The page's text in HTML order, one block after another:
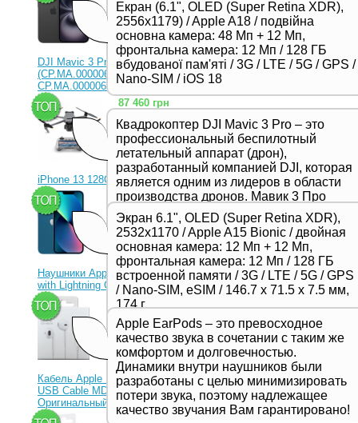
Екран (6.1", OLED (Super Retina XDR),
2556x1179) / Apple A18 / подвійна
основна камера: 48 Мп + 12 Мп,
фронтальна камера: 12 Мп / 128 ГБ
вбудованої пам'яті / 3G / LTE / 5G / GPS /
Nano-SIM / iOS 18
DJI Mavic 3 Pro (RC)
(CP.MA.00000654.01,
CP.MA.00000656.01)
Квадрокоптер DJI Mavic 3 Pro – это
профессиональный беспилотный
летательный аппарат (дрон),
разработанный компанией DJI, которая
является одним из лидеров в области
производства дронов. Мавик 3 Про
представляет собой новейшую модель
в серии Mavic и отличается высоким
качеством съемки, продвинутыми
функциями и улучшенной
производительностью,
предназначенной для
профессиональных фотографов и
видеооператоров.
87 460 грн
iPhone 13 128Gb Blue
Экран 6.1", OLED (Super Retina XDR),
2532x1170 / Apple A15 Bionic / двойная
основная камера: 12 Мп + 12 Мп,
фронтальная камера: 12 Мп / 128 ГБ
встроенной памяти / 3G / LTE / 5G / GPS
/ Nano-SIM, eSIM / 146.7 х 71.5 х 7.5 мм,
174 г
23 330 грн
Наушники Apple EarPods
with Lightning Connector
Apple EarPods – это превосходное
качество звука в сочетании с таким же
комфортом и долговечностью.
Динамики внутри наушников были
разработаны с целью минимизировать
потери звука, поэтому надлежащее
качество звучания Вам гарантировано!
1 350 грн
Кабель Apple Lightning to
USB Cable MD818ZM
Оригинальный!